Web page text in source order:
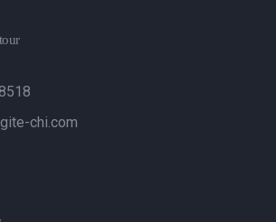
chi.com